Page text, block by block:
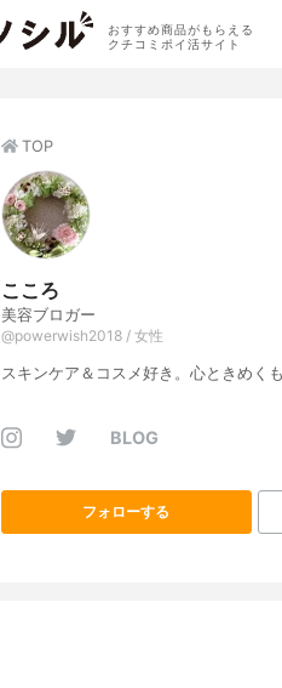
おすすめ商品がもらえる
クチコミポイ活サイト
TOP
こころ
美容ブロガー
@powerwish2018 / 女性
スキンケア＆コスメ好き。心ときめく
BLOG
フォローする